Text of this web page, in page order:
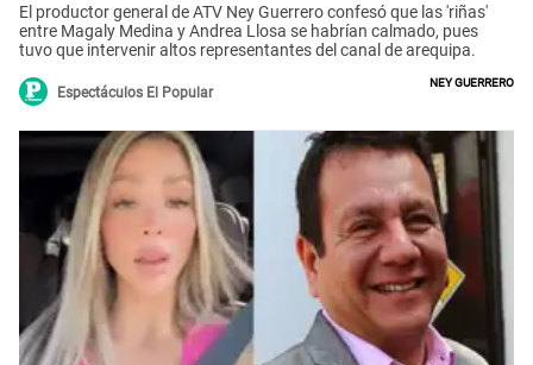
El productor general de ATV Ney Guerrero confesó que las 'riñas'
entre Magaly Medina y Andrea Llosa se habrían calmado, pues
tuvo que intervenir altos representantes del canal de arequipa.
Espectáculos El Popular
Ney Guerrero